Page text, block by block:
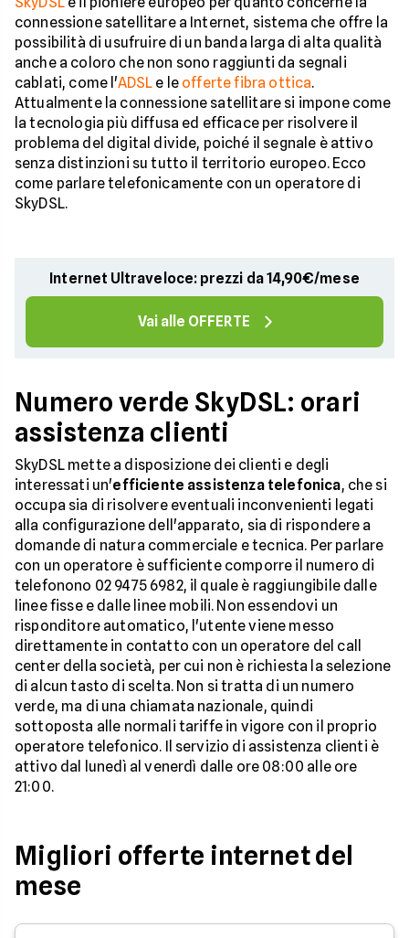
connessione satellitare a Internet, sistema che offre la
possibilità di usufruire di un banda larga di alta qualità
anche a coloro che non sono raggiunti da segnali
cablati, come l'ADSL e le offerte fibra ottica.
Attualmente la connessione satellitare si impone come
la tecnologia più diffusa ed efficace per risolvere il
problema del digital divide, poiché il segnale è attivo
senza distinzioni su tutto il territorio europeo. Ecco
come parlare telefonicamente con un operatore di
SkyDSL.
Internet Ultraveloce: prezzi da 14,90€/mese
Vai alle OFFERTE
Numero verde SkyDSL: orari
assistenza clienti
SkyDSL mette a disposizione dei clienti e degli
interessati un'efficiente assistenza telefonica, che si
occupa sia di risolvere eventuali inconvenienti legati
alla configurazione dell'apparato, sia di rispondere a
domande di natura commerciale e tecnica. Per parlare
con un operatore è sufficiente comporre il numero di
telefonono 02 9475 6982, il quale è raggiungibile dalle
linee fisse e dalle linee mobili. Non essendovi un
risponditore automatico, l'utente viene messo
direttamente in contatto con un operatore del call
center della società, per cui non è richiesta la selezione
di alcun tasto di scelta. Non si tratta di un numero
verde, ma di una chiamata nazionale, quindi
sottoposta alle normali tariffe in vigore con il proprio
operatore telefonico. Il servizio di assistenza clienti è
attivo dal lunedì al venerdì dalle ore 08:00 alle ore
21:00.
Migliori offerte internet del
mese